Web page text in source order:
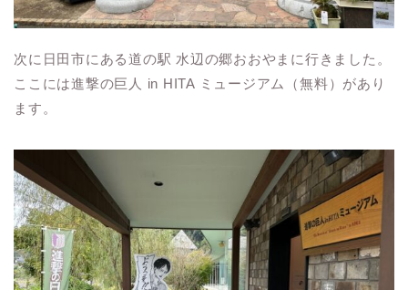
次に日田市にある道の駅 水辺の郷おおやまに行きました。
ここには進撃の巨人
in HITA ミュージアム（無料）があり
ます。